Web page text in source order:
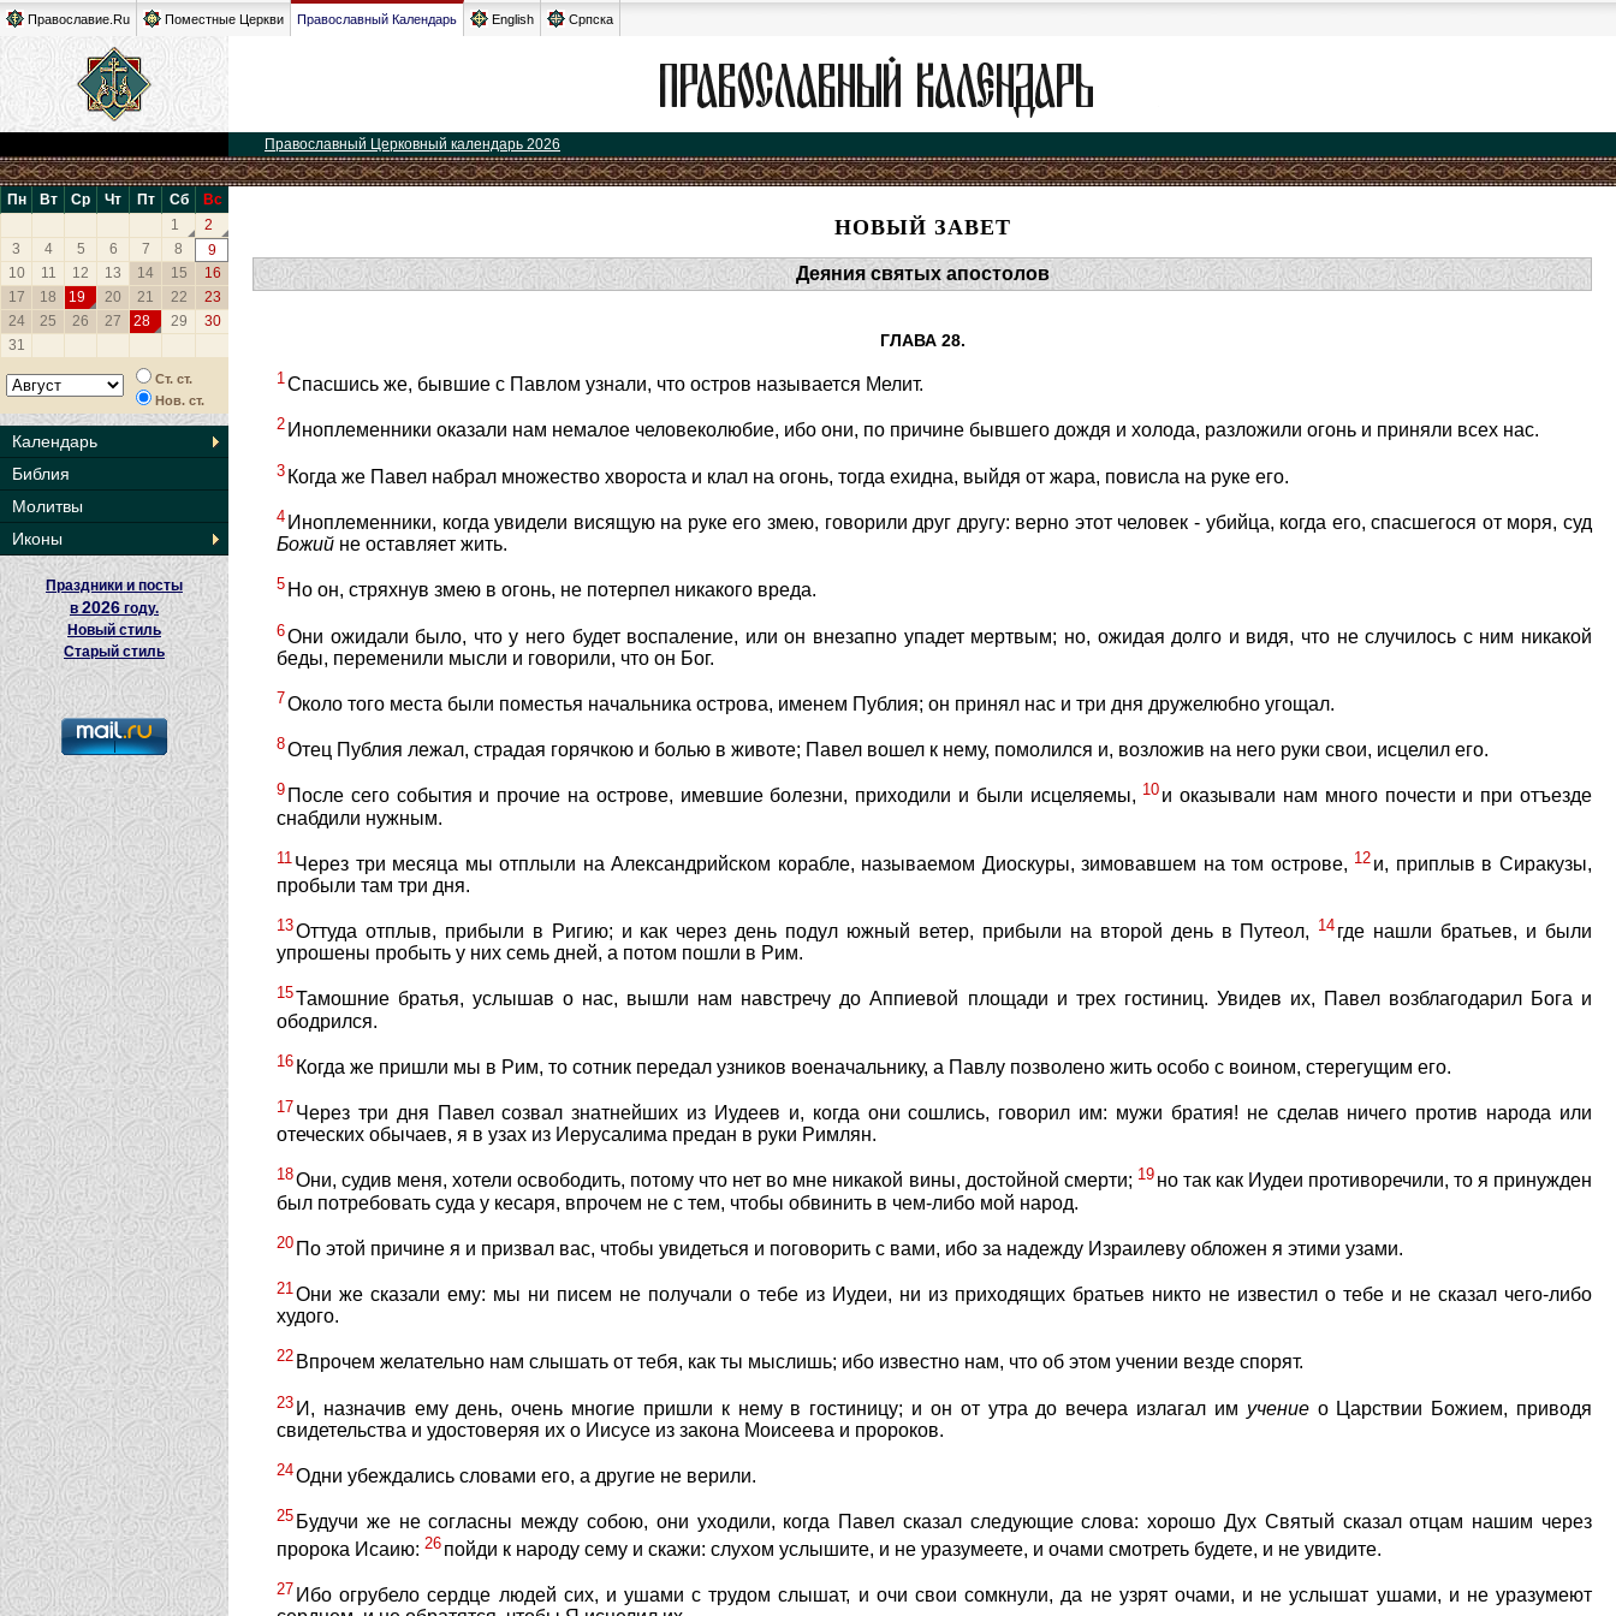
Православие.Ru Поместные Церкви Православный Календарь English Српска
Православный Церковный календарь 2026
Пн Вт Ср Чт Пт Сб
Вс
1
2
3
4 5 6 7 8
9
10
11 12 13 14 15
16
17
18 19 20 21 22
23
24
25 26 27 28 29
30
31
Ст. ст.
Нов. ст.
Календарь
Библия
Молитвы
Иконы
Праздники и посты
в2026 году.
Новый стиль
Старый стиль
НОВЫЙ ЗАВЕТ
Деяния святых апостолов
ГЛАВА 28.
1 Спасшись же, бывшие с Павлом узнали, что остров называется Мелит.
2 Иноплеменники оказали нам немалое человеколюбие, ибо они, по причине бывшего дождя и холода, разложили огонь и приняли всех нас.
3 Когда же Павел набрал множество хвороста и клал на огонь, тогда ехидна, выйдя от жара, повисла на руке его.
4 Иноплеменники, когда увидели висящую на руке его змею, говорили друг другу: верно этот человек - убийца, когда его, спасшегося от моря, суд
Божий не оставляет жить.
5 Но он, стряхнув змею в огонь, не потерпел никакого вреда.
6Они ожидали было, что у него будет воспаление, или он внезапно упадет мертвым; но, ожидая долго и видя, что не случилось с ним никакой
беды, переменили мысли и говорили, что он Бог.
7Около того места были поместья начальника острова, именем Публия; он принял нас и три дня дружелюбно угощал.
8Отец Публия лежал, страдая горячкою и болью в животе; Павел вошел к нему, помолился и, возложив на него руки свои, исцелил его.
9 После сего события и прочие на острове, имевшие болезни, приходили и были исцеляемы, 10 и оказывали нам много почести и при отъезде
снабдили нужным.
11 Через три месяца мы отплыли на Александрийском корабле, называемом Диоскуры, зимовавшем на том острове, 12 и, приплыв в Сиракузы,
пробыли там три дня.
13Оттуда отплыв, прибыли в Ригию; и как через день подул южный ветер, прибыли на второй день в Путеол, 14 где нашли братьев, и были
упрошены пробыть у них семь дней, а потом пошли в Рим.
15Тамошние братья, услышав о нас, вышли нам навстречу до Аппиевой площади и трех гостиниц. Увидев их, Павел возблагодарил Бога и
ободрился.
16 Когда же пришли мы в Рим, то сотник передал узников военачальнику, а Павлу позволено жить особо с воином, стерегущим его.
17 Через три дня Павел созвал знатнейших из Иудеев и, когда они сошлись, говорил им: мужи братия! не сделав ничего против народа или
отеческих обычаев, я в узах из Иерусалима предан в руки Римлян.
18Они, судив меня, хотели освободить, потому что нет во мне никакой вины, достойной смерти; 19 но так как Иудеи противоречили, то я принужден
был потребовать суда у кесаря, впрочем не с тем, чтобы обвинить в чем-либо мой народ.
20 По этой причине я и призвал вас, чтобы увидеться и поговорить с вами, ибо за надежду Израилеву обложен я этими узами.
21Они же сказали ему: мы ни писем не получали о тебе из Иудеи, ни из приходящих братьев никто не известил о тебе и не сказал чего-либо
худого.
22 Впрочем желательно нам слышать от тебя, как ты мыслишь; ибо известно нам, что об этом учении везде спорят.
23 И, назначив ему день, очень многие пришли к нему в гостиницу; и он от утра до вечера излагал им учениео Царствии Божием, приводя
свидетельства и удостоверяя их о Иисусе из закона Моисеева и пророков.
24Одни убеждались словами его, а другие не верили.
25 Будучи же не согласны между собою, они уходили, когда Павел сказал следующие слова: хорошо Дух Святый сказал отцам нашим через
пророка Исаию: 26 пойди к народу сему и скажи: слухом услышите, и не уразумеете, и очами смотреть будете, и не увидите.
27 Ибо огрубело сердце людей сих, и ушами с трудом слышат, и очи свои сомкнули, да не узрят очами, и не услышат ушами, и не уразумеют